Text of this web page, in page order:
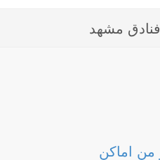
فنادق مشهد